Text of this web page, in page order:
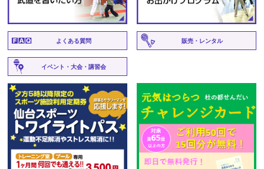
よくある質問 販売・レンタル
イベント・大会・講習会